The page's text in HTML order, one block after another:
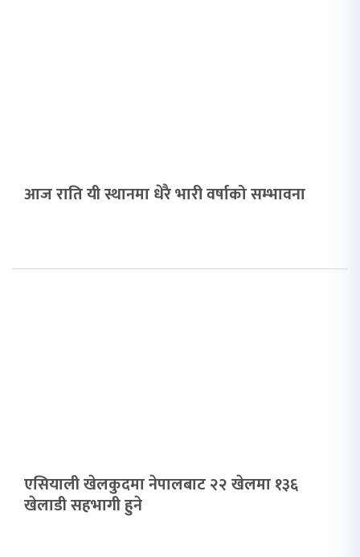
आज राति यी स्थानमा धेरै भारी वर्षाको सम्भावना
एसियाली खेलकुदमा नेपालबाट २२ खेलमा १३६
खेलाडी सहभागी हुने